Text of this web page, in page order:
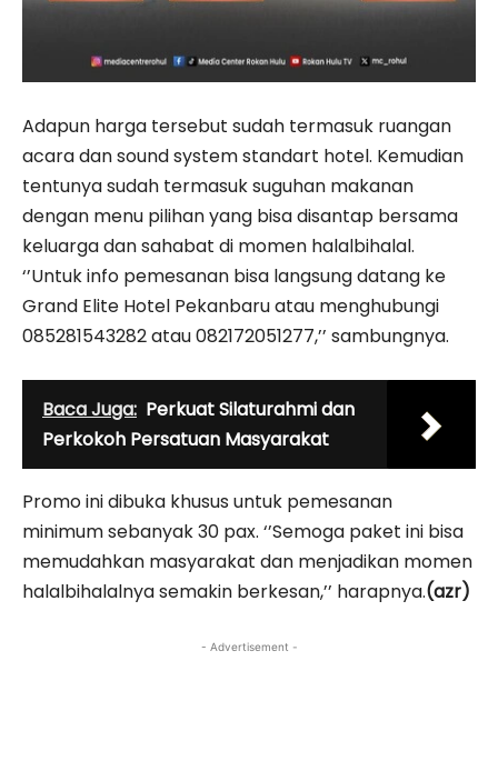
Adapun harga tersebut sudah termasuk ruangan
acara dan sound system standart hotel. Kemudian
tentunya sudah termasuk suguhan makanan
dengan menu pilihan yang bisa disantap bersama
keluarga dan sahabat di momen halalbihalal.
‘’Untuk info pemesanan bisa langsung datang ke
Grand Elite Hotel Pekanbaru atau menghubungi
085281543282 atau 082172051277,’’ sambungnya.
Baca Juga: Perkuat Silaturahmi dan
Perkokoh Persatuan Masyarakat
Promo ini dibuka khusus untuk pemesanan
minimum sebanyak 30 pax. ‘’Semoga paket ini bisa
memudahkan masyarakat dan menjadikan momen
halalbihalalnya semakin berkesan,’’ harapnya.(azr)
- Advertisement -